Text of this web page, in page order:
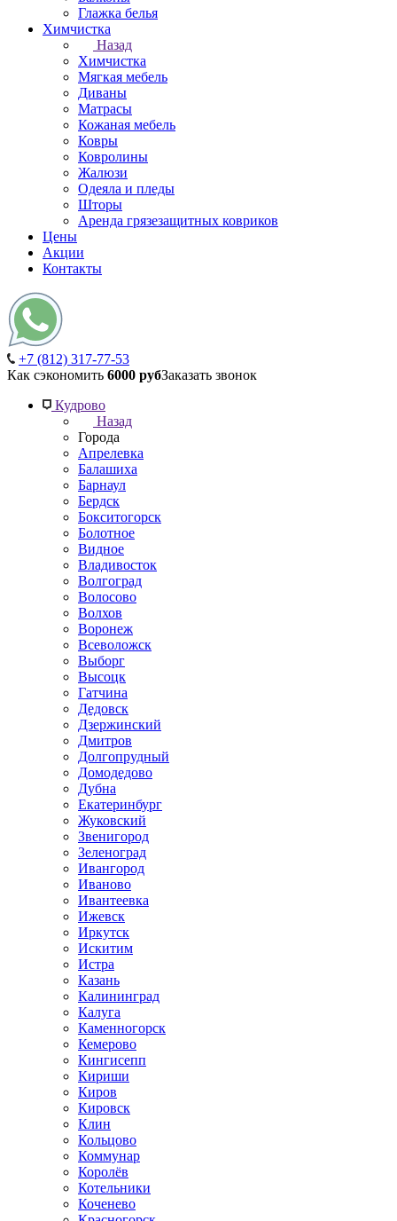
Глажка белья
Химчистка
Назад
Химчистка
Мягкая мебель
Диваны
Матрасы
Кожаная мебель
Ковры
Ковролины
Жалюзи
Одеяла и пледы
Шторы
Аренда грязезащитных ковриков
Цены
Акции
Контакты
+7 (812) 317-77-53
Как сэкономить 6000 рубЗаказать звонок
Кудрово
Назад
Города
Апрелевка
Балашиха
Барнаул
Бердск
Бокситогорск
Болотное
Видное
Владивосток
Волгоград
Волосово
Волхов
Воронеж
Всеволожск
Выборг
Высоцк
Гатчина
Дедовск
Дзержинский
Дмитров
Долгопрудный
Домодедово
Дубна
Екатеринбург
Жуковский
Звенигород
Зеленоград
Ивангород
Иваново
Ивантеевка
Ижевск
Иркутск
Искитим
Истра
Казань
Калининград
Калуга
Каменногорск
Кемерово
Кингисепп
Кириши
Киров
Кировск
Клин
Кольцово
Коммунар
Королёв
Котельники
Коченево